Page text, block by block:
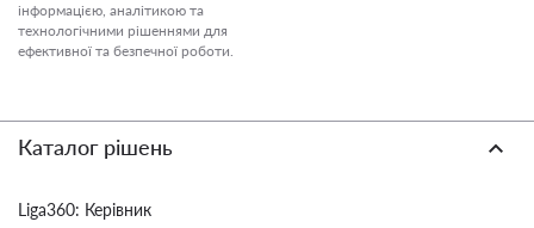
інформацією, аналітикою та
технологічними рішеннями для
ефективної та безпечної роботи.
Каталог рішень
Liga360: Керівник